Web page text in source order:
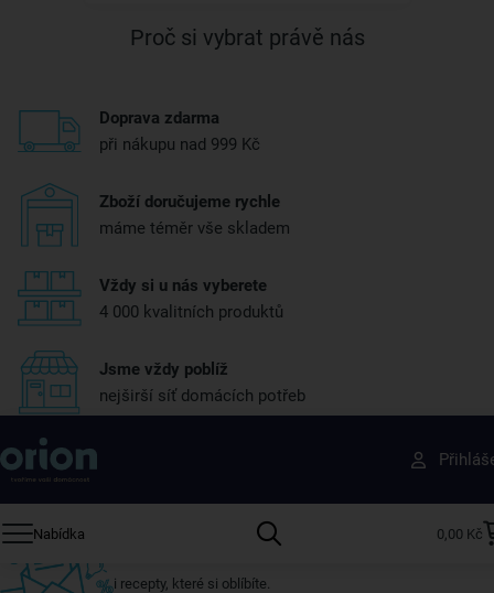
Proč si vybrat právě nás
Doprava zdarma
při nákupu nad 999 Kč
Zboží doručujeme rychle
máme téměr vše skladem
Vždy si u nás vyberete
4 000 kvalitních produktů
Jsme vždy poblíž
nejširší síť domácích potřeb
Nabídka 0,00 Kč
Získejte rady, recepty a tipy na slevy dřív než
ostatní
Přihlaste se k odběru našeho newsletteru.
i recepty, které si oblíbíte.